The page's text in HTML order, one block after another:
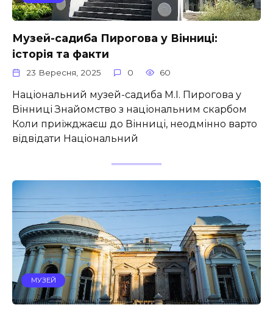
Музей-садиба Пирогова у Вінниці:
історія та факти
23 Вересня, 2025 0 60
Національний музей-садиба М.І. Пирогова у
Вінниці Знайомство з національним скарбом
Коли приїжджаєш до Вінниці, неодмінно варто
відвідати Національний
МУЗЕЙ